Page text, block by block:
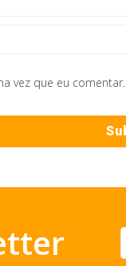
vez que eu comentar.